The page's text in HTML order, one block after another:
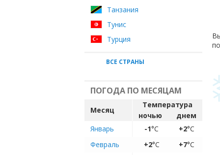
Танзания
Тунис
Турция
ВСЕ СТРАНЫ
ПОГОДА ПО МЕСЯЦАМ
Месяц
Температура
ночью
днем
Январь
-1°C +2°C
Февраль
+2°C +7°C